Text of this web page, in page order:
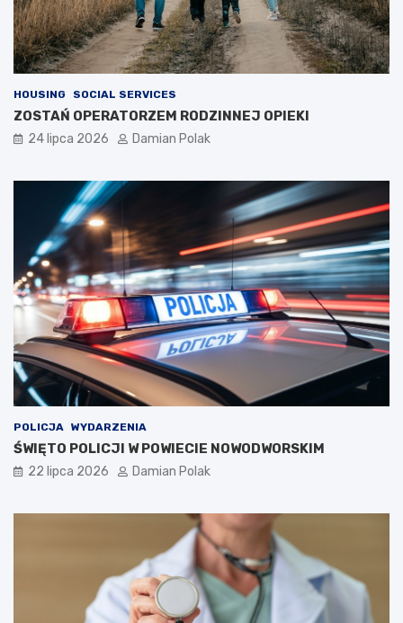
HOUSING SOCIAL SERVICES
ZOSTAŃ OPERATORZEM RODZINNEJ OPIEKI
24 lipca 2026 Damian Polak
POLICJA WYDARZENIA
ŚWIĘTO POLICJI W POWIECIE NOWODWORSKIM
22 lipca 2026 Damian Polak